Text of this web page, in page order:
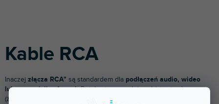
Kable RCA
Inaczej złącza RCA" są standardem dla podłączeń audio, wideo
lub transmisji cyfrowej.Dzielą się na wtyk (męski) i gniazdo
(żeńskie). Tego typu kable
można łączyć